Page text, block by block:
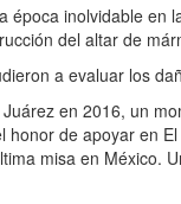
inolvidable en
del altar de
a evaluar los
en 2016, un
de apoyar en
misa en México.